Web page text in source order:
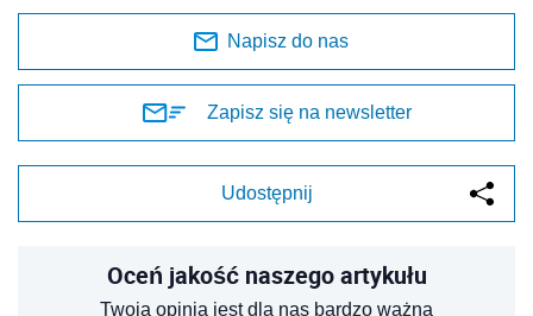
Napisz do nas
Zapisz się na newsletter
Udostępnij
Oceń jakość naszego artykułu
Twoja opinia jest dla nas bardzo ważna